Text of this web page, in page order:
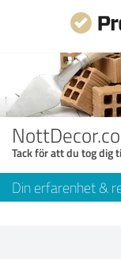
Tack för att du tog dig
Din erfarenhet &